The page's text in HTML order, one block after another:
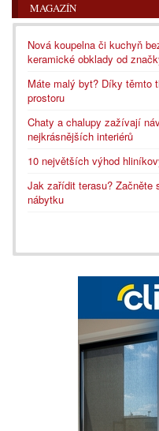
MAGAZÍN
Nová koupelna či kuchyň
keramické obklady od
Máte malý byt? Díky těmto
prostoru
Chaty a chalupy zažívají
nejkrásnějších interiérů
10 největších výhod
Jak zařídit terasu? Začněte
nábytku